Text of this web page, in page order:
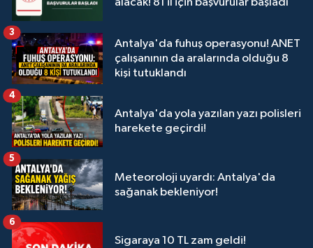
alacak! 81 il için başvurular başladı
Antalya'da fuhuş operasyonu! ANET
çalışanının da aralarında olduğu 8
kişi tutuklandı
3
Antalya'da yola yazılan yazı polisleri
harekete geçirdi!
4
Meteoroloji uyardı: Antalya'da
sağanak bekleniyor!
5
Sigaraya 10 TL zam geldi!
6